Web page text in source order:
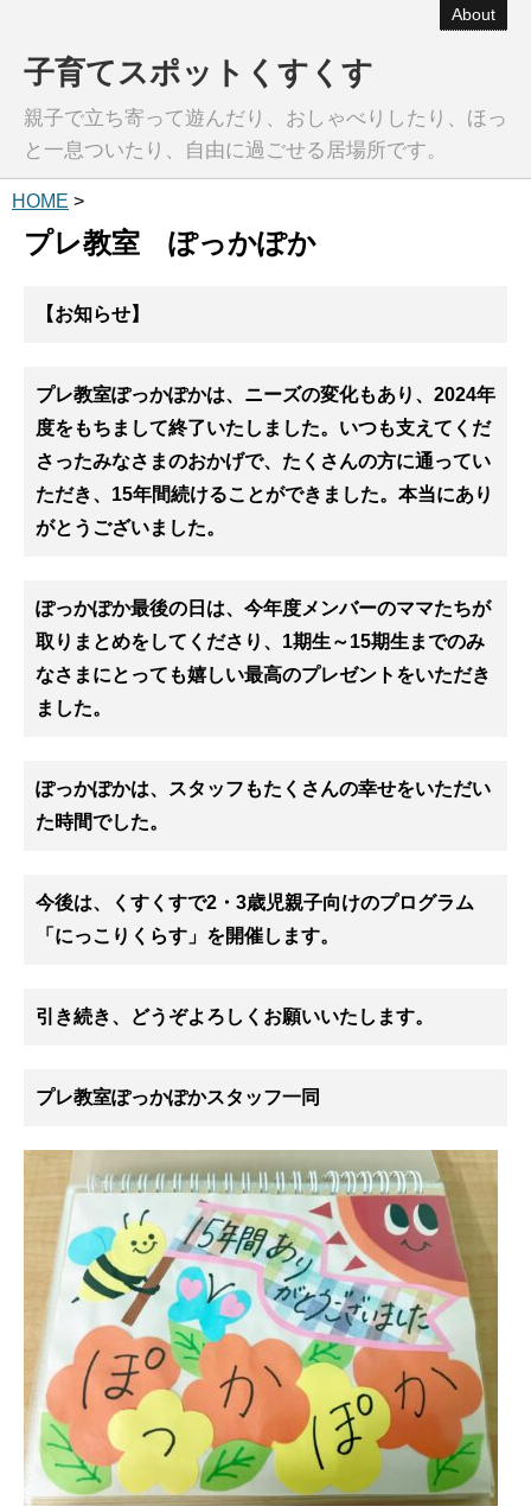
About
子育てスポットくすくす
親子で立ち寄って遊んだり、おしゃべりしたり、ほっ
と一息ついたり、自由に過ごせる居場所です。
HOME >
プレ教室 ぽっかぽか
【お知らせ】
プレ教室ぽっかぽかは、ニーズの変化もあり、2024年
度をもちまして終了いたしました。いつも支えてくだ
さったみなさまのおかげで、たくさんの方に通ってい
ただき、15年間続けることができました。本当にあり
がとうございました。
ぽっかぽか最後の日は、今年度メンバーのママたちが
取りまとめをしてくださり、1期生～15期生までのみ
なさまにとっても嬉しい最高のプレゼントをいただき
ました。
ぽっかぽかは、スタッフもたくさんの幸せをいただい
た時間でした。
今後は、 くすくすで2・3歳児親子向けのプログラム
「にっこりくらす」を開催します。
引き続き、どうぞよろしくお願いいたします。
プレ教室ぽっかぽかスタッフ一同